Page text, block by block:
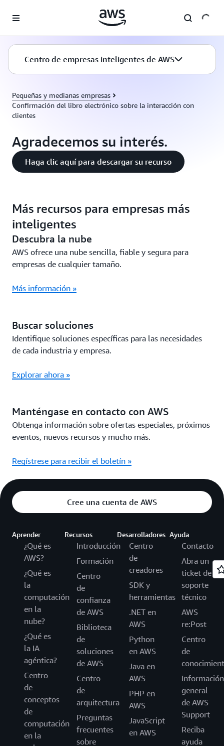
Centro de empresas inteligentes de AWS
Pequeñas y medianas empresas
Confirmación del libro electrónico sobre la interacción con
clientes
Agradecemos su interés.
Haga clic aquí para descargar su recurso
Más recursos para empresas más
inteligentes
Descubra la nube
AWS ofrece una nube sencilla, fiable y segura para
empresas de cualquier tamaño.
Más información »
Buscar soluciones
Identifique soluciones específicas para las necesidades
de cada industria y empresa.
Explorar ahora »
Manténgase en contacto con AWS
Obtenga información sobre ofertas especiales, próximos
eventos, nuevos recursos y mucho más.
Regístrese para recibir el boletín »
Cree una cuenta de AWS
Aprender
¿Qué es
AWS?
¿Qué es
la
computación
en la
nube?
¿Qué es
la IA
agéntica?
Centro
de
conceptos
de
computación
en la
Recursos
Introducción
Formación
Centro
de
confianza
de AWS
Biblioteca
de
soluciones
de AWS
Centro
de
arquitectura
Preguntas
frecuentes
sobre
Desarrolladores
Centro
de
creadores
SDK y
herramientas
.NET en
AWS
Python
en AWS
Java en
AWS
PHP en
AWS
JavaScript
en AWS
Ayuda
Contacto
Abra un
ticket de
soporte
técnico
AWS
re:Post
Centro
de
Información
general
de AWS
Support
Reciba
ayuda